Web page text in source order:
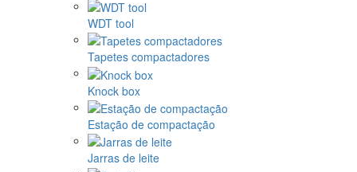
WDT tool
Tapetes compactadores
Knock box
Estação de compactação
Jarras de leite